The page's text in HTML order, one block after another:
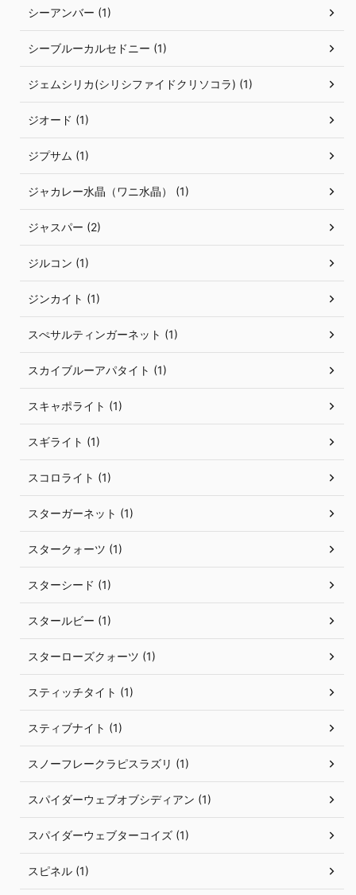
シーアンバー (1)
シーブルーカルセドニー (1)
ジェムシリカ(シリシファイドクリソコラ) (1)
ジオード (1)
ジプサム (1)
ジャカレー水晶（ワニ水晶） (1)
ジャスパー (2)
ジルコン (1)
ジンカイト (1)
スぺサルティンガーネット (1)
スカイブルーアパタイト (1)
スキャポライト (1)
スギライト (1)
スコロライト (1)
スターガーネット (1)
スタークォーツ (1)
スターシード (1)
スタールビー (1)
スターローズクォーツ (1)
スティッチタイト (1)
スティブナイト (1)
スノーフレークラピスラズリ (1)
スパイダーウェブオブシディアン (1)
スパイダーウェブターコイズ (1)
スピネル (1)